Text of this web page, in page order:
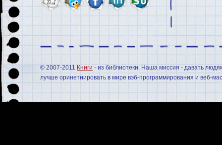
© 2007-2011 Книги - из библиотеки. Наша миссия - давать
лучше оринетиировать в мире вэб-программирования и веб-